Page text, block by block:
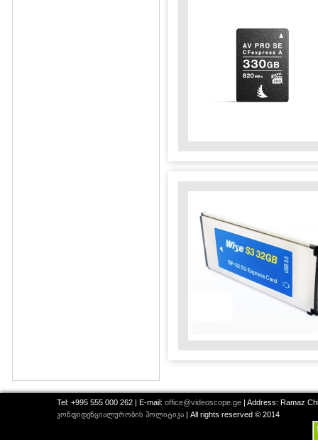
Tel: +995 555 000 262 | E-mail: office@videoscope.ge | Address: Ramaz
კონფიდენციალურობის პოლიტიკა | All rights reserved © 2014